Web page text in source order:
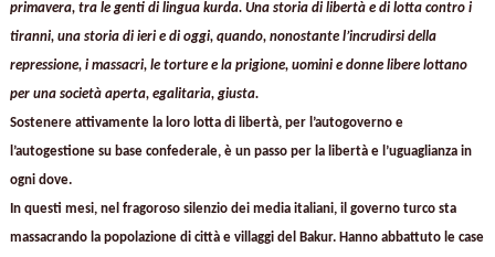
primavera, tra le genti di lingua kurda. Una storia di libertà e di lotta contro i
tiranni, una storia di ieri e di oggi, quando, nonostante l’incrudirsi della
repressione, i massacri, le torture e la prigione, uomini e donne libere lottano
per una società aperta, egalitaria, giusta.
Sostenere attivamente la loro lotta di libertà, per l’autogoverno e
l’autogestione su base confederale, è un passo per la libertà e l’uguaglianza in
ogni dove.
In questi mesi, nel fragoroso silenzio dei media italiani, il governo turco sta
massacrando la popolazione di città e villaggi del Bakur. Hanno abbattuto le case